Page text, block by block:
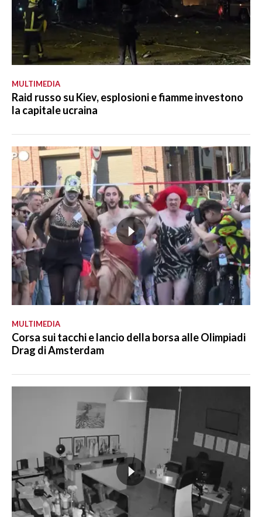
MULTIMEDIA
Raid russo su Kiev, esplosioni e fiamme investono
la capitale ucraina
MULTIMEDIA
Corsa sui tacchi e lancio della borsa alle Olimpiadi
Drag di Amsterdam